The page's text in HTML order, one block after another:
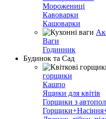
Морожениці
Кавоварки
Кашоварки
Ваги
Годинник
Будинок та Сад
горщики
Кашпо
Ящики для квітів
Горщики з